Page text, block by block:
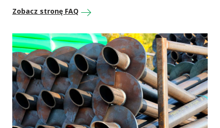
Zobacz stronę FAQ